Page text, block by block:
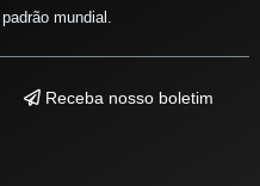
mundial.
Receba nosso boletim